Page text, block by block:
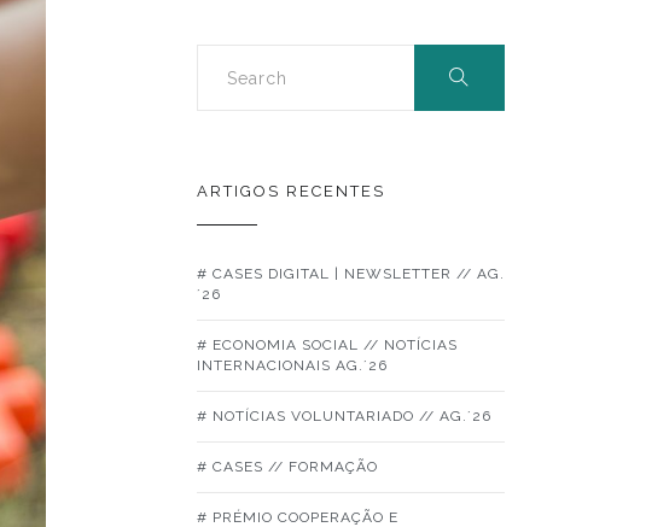
ARTIGOS RECENTES
# CASES DIGITAL | NEWSLETTER // AG.
´26
# ECONOMIA SOCIAL // NOTÍCIAS
INTERNACIONAIS AG.´26
# NOTÍCIAS VOLUNTARIADO // AG.´26
# CASES // FORMAÇÃO
# PRÉMIO COOPERAÇÃO E